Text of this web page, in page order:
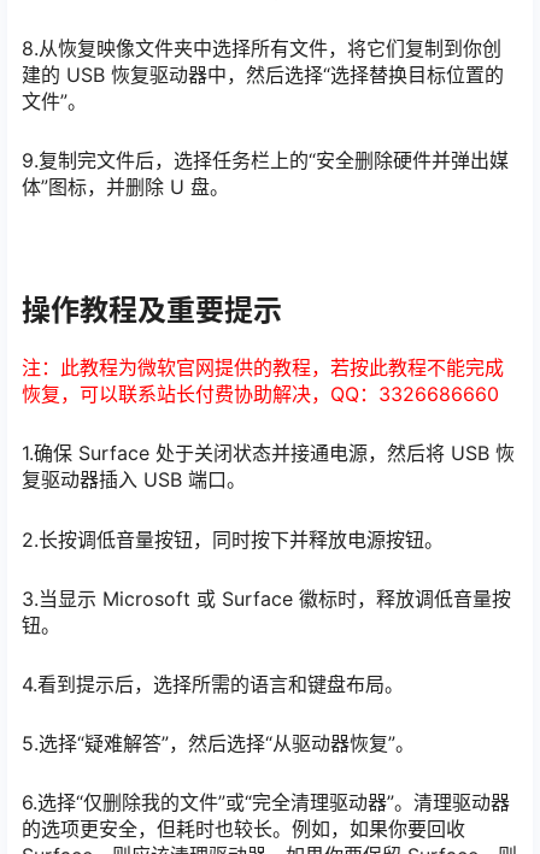
8.从恢复映像文件夹中选择所有文件，将它们复制到你创
建的 USB 恢复驱动器中，然后选择“选择替换目标位置的
文件”。
9.复制完文件后，选择任务栏上的“安全删除硬件并弹出媒
体”图标，并删除 U 盘。
操作教程及重要提示
注：此教程为微软官网提供的教程，若按此教程不能完成
恢复，可以联系站长付费协助解决，QQ：3326686660
1.确保 Surface 处于关闭状态并接通电源，然后将 USB 恢
复驱动器插入 USB 端口。
2.长按调低音量按钮，同时按下并释放电源按钮。
3.当显示 Microsoft 或 Surface 徽标时，释放调低音量按
钮。
4.看到提示后，选择所需的语言和键盘布局。
5.选择“疑难解答”，然后选择“从驱动器恢复”。
6.选择“仅删除我的文件”或“完全清理驱动器”。清理驱动器
的选项更安全，但耗时也较长。例如，如果你要回收